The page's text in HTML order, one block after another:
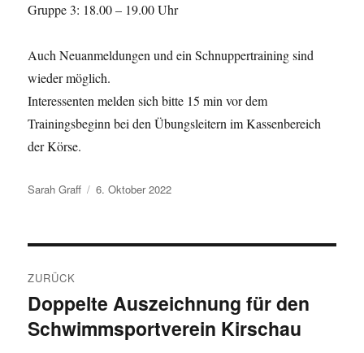
Gruppe 3: 18.00 – 19.00 Uhr
Auch Neuanmeldungen und ein Schnuppertraining sind
wieder möglich.
Interessenten melden sich bitte 15 min vor dem
Trainingsbeginn bei den Übungsleitern im Kassenbereich
der Körse.
Autor
Sarah Graff
Veröffentlicht
6. Oktober 2022
ZURÜCK
Vorheriger
Beitrag:
Doppelte Auszeichnung für den
Schwimmsportverein Kirschau